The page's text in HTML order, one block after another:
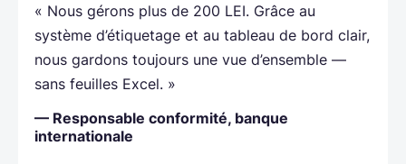
« Nous gérons plus de 200 LEI. Grâce au
système d’étiquetage et au tableau de bord clair,
nous gardons toujours une vue d’ensemble —
sans feuilles Excel. »
— Responsable conformité, banque
internationale